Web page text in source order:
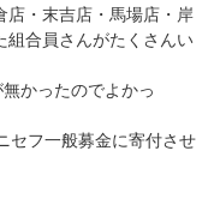
店・末吉店・馬場店・岸
組合員さんがたくさんい
かったのでよかっ
セフ一般募金に寄付させ